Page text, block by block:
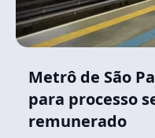
Metrô de São
para processo
remunerado